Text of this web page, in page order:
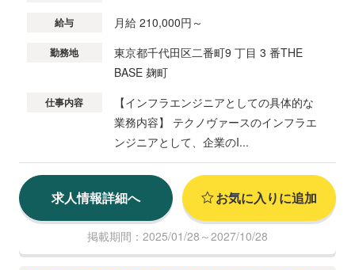
給与 月給 210,000円～
勤務地
東京都千代田区二番町9 丁目 3 番THE
BASE 麹町
仕事内容
【インフラエンジニアとしての具体的な
業務内容】 テクノヴァースのインフラエ
ンジニアとして、企業のI...
求人情報詳細へ お気に入りに追加
掲載期間：2025/01/28～2027/10/28